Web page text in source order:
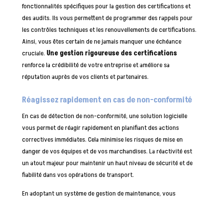
fonctionnalités spécifiques pour la gestion des certifications et
des audits. Ils vous permettent de programmer des rappels pour
les contrôles techniques et les renouvellements de certifications.
Ainsi, vous êtes certain de ne jamais manquer une échéance
cruciale. Une gestion rigoureuse des certifications
renforce la crédibilité de votre entreprise et améliore sa
réputation auprès de vos clients et partenaires.
Réagissez rapidement en cas de non-conformité
En cas de détection de non-conformité, une solution logicielle
vous permet de réagir rapidement en planifiant des actions
correctives immédiates. Cela minimise les risques de mise en
danger de vos équipes et de vos marchandises. La réactivité est
un atout majeur pour maintenir un haut niveau de sécurité et de
fiabilité dans vos opérations de transport.
En adoptant un système de gestion de maintenance, vous